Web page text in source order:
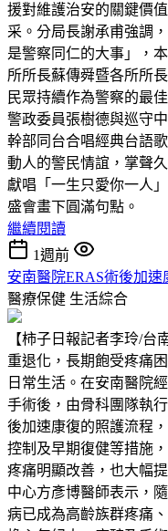
援對維護治安的關鍵價
采。分局長謝承甫強調
是警察同仁的大事」，
所所長蘇傳舜暨各所所
民眾持續作為警察的最
警政委員張樹德與巡守
幹部同台合唱經典台語
動人的警民情誼，掌聲
獻唱「一生只愛你一人
盛會畫下圓滿句點。
繼續閱讀
1週前
安南醫院ERAS術後加
醫療保健 生活綜合
【柿子日報記者李玲/台
重退化，長期飽受疼痛
日常生活。在安南醫院
手術後，由骨科團隊執
後加速康復的照護流程
控制及早期復健等措施
疼痛明顯改善，也大幅
中心方彥博醫師表示，
病已成為高齡族群疼痛